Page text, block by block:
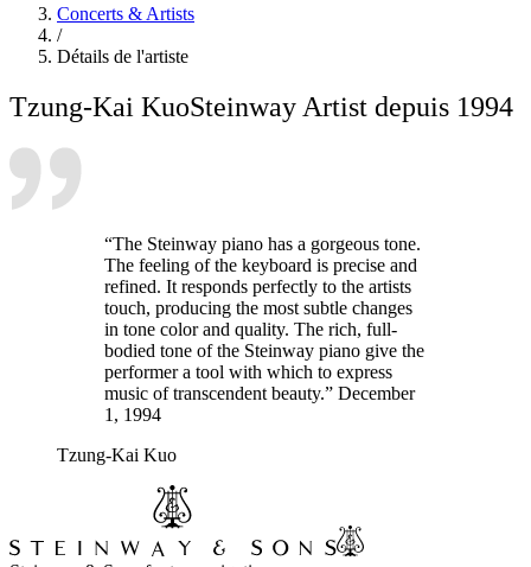
Concerts & Artists
/
Détails de l'artiste
Tzung-Kai KuoSteinway Artist depuis 1994
“The Steinway piano has a gorgeous tone.
The feeling of the keyboard is precise and
refined. It responds perfectly to the artists
touch, producing the most subtle changes
in tone color and quality. The rich, full-
bodied tone of the Steinway piano give the
performer a tool with which to express
music of transcendent beauty.” December
1, 1994
Tzung-Kai Kuo